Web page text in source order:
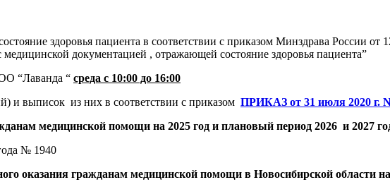
здоровья пациента в соответствии с приказом Минздрава России
документацией , отражающей состояние здоровья пациента”
“Лаванда “ среда с 10:00 до 16:00
и выписок из них в соответствии с приказом ПРИКАЗ от 31 июля 2020 г.
медицинской помощи на 2025 год и плановый период 2026 и 2027
№ 1940
оказания гражданам медицинской помощи в Новосибирской области